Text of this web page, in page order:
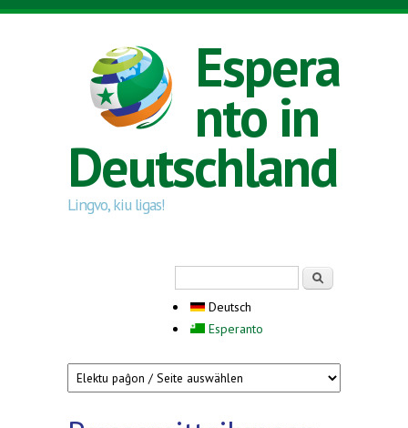
Direkt zum Inhalt
Espera
nto in
Deutschland
Lingvo, kiu ligas!
Deutsch
Esperanto